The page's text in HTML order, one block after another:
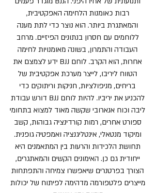
רבות כאומנות הלחימה האפקטיבית,
והמאתגרת ביותר. הוא נוצר כדי לתת מענה
ללוחמים עם חסרון בנתונים הפיזיים. מרחב
העבודה והתמרון, בשונה מאומנויות לחימה
אחרות, הוא הקרב. לוחם BJJ ידע לצמצם את
הטווח ליריבו, לייצר מערכת אפקטיבית של
בריחים, מניפולציות, חניקות וריתוקים כדי
להכניע את יריביו. להיות לוחם BJJ דורש עבודת
ליבה וכוח אנארובי שקשה מאוד למצוא בתחומי
ספורט אחרים, רמות קורדינציה גבוהות, קשב
ומיקוד מנטאלי, אינטליגנציה ואמפטיה גופנית.
תחושת הלכידות והרעות בין המתאמנים היא
ייחודית גם כן. האימונים הקשים והמאתגרים,
הצורך בפרטנרים שיאפשרו צמיחה והתפתחות
מייצרים פלטפורמה מדהימה לפיתוח של יכולות